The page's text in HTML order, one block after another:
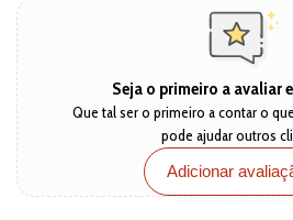
Seja o primeiro a avaliar
Que tal ser o primeiro a contar o
pode ajudar outros
Adicionar